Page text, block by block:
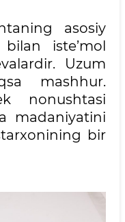
asosiy
iste’mol
Uzum
mashhur.
nonushtasi
madaniyatini
bir